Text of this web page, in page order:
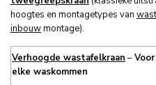
hoogtes en montagetypes van
inbouwmontage).
Verhoogde wastafelkraan –Voor
elke waskommen